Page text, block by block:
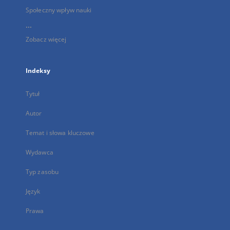
Społeczny wpływ nauki
...
Zobacz więcej
Indeksy
Tytuł
Autor
Temat i słowa kluczowe
Wydawca
Typ zasobu
Język
Prawa